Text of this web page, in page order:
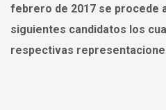
febrero de 2017 se procede
siguientes candidatos los
respectivas